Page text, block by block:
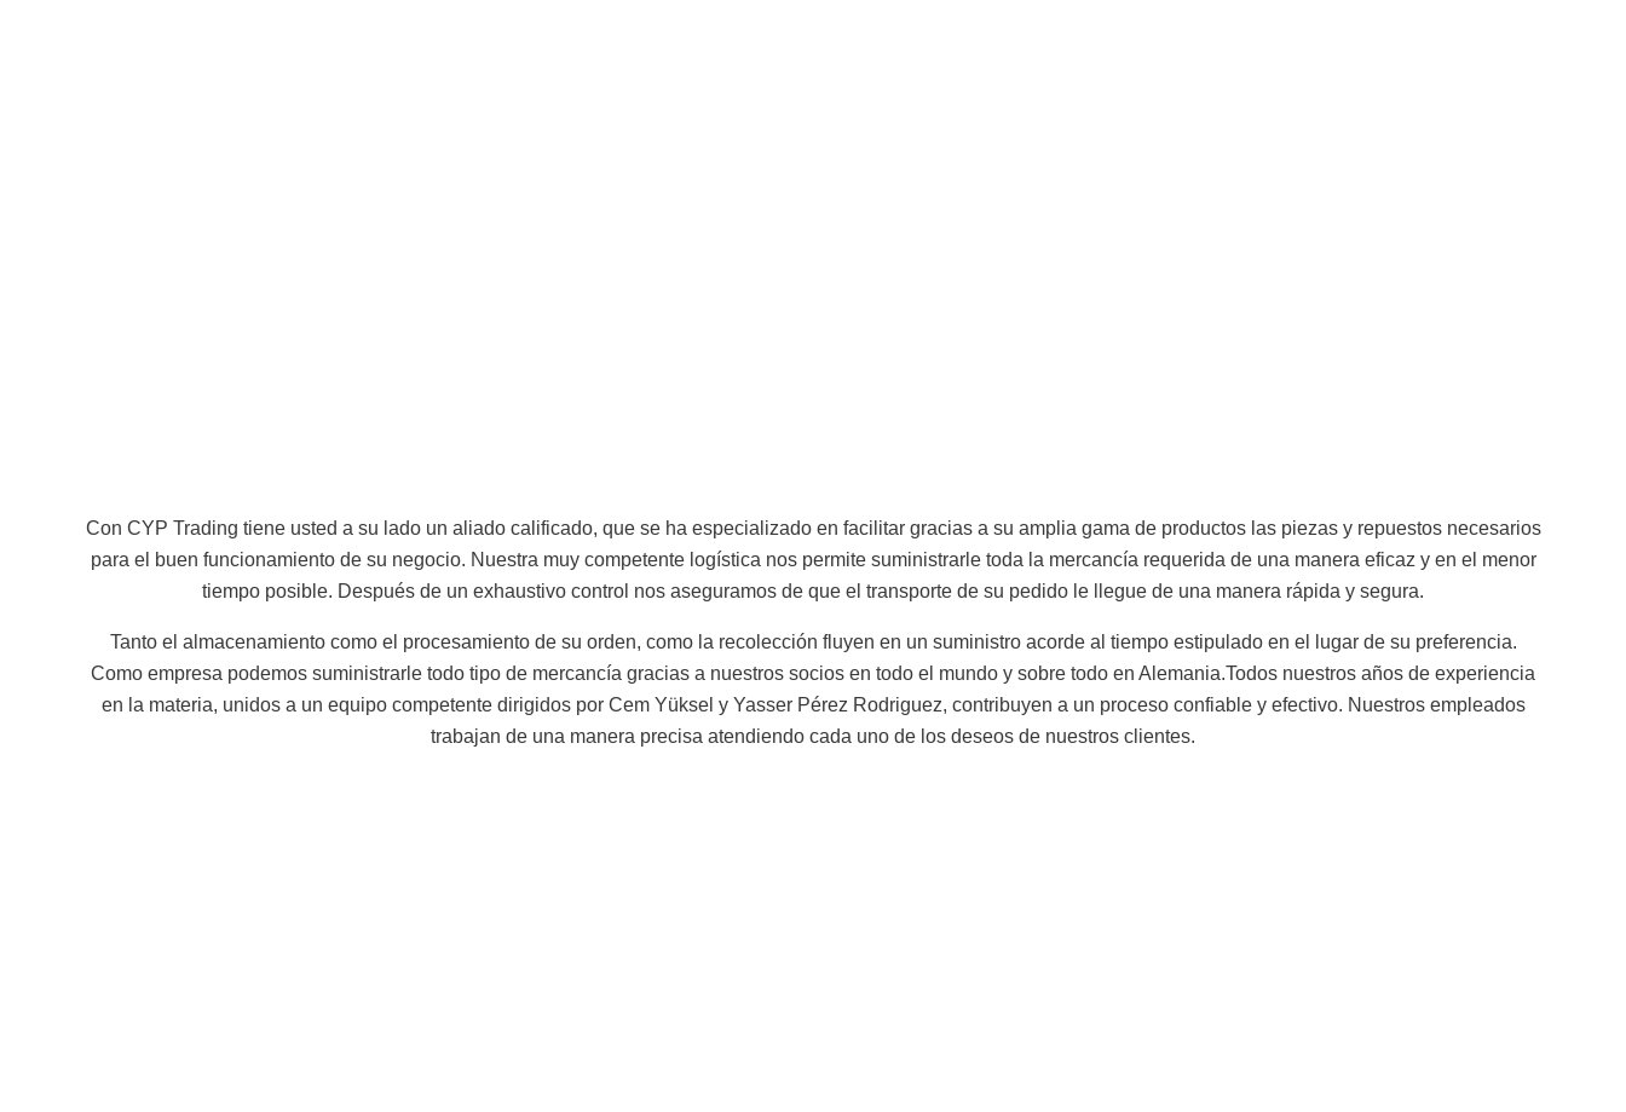
Con CYP Trading tiene usted a su lado un aliado calificado, que se ha especializado en facilitar gracias a su amplia gama de productos las piezas y repuestos necesarios
para el buen funcionamiento de su negocio. Nuestra muy competente logística nos permite suministrarle toda la mercancía requerida de una manera eficaz y en el menor
tiempo posible. Después de un exhaustivo control nos aseguramos de que el transporte de su pedido le llegue de una manera rápida y segura.
Tanto el almacenamiento como el procesamiento de su orden, como la recolección fluyen en un suministro acorde al tiempo estipulado en el lugar de su preferencia.
Como empresa podemos suministrarle todo tipo de mercancía gracias a nuestros socios en todo el mundo y sobre todo en Alemania.Todos nuestros años de experiencia
en la materia, unidos a un equipo competente dirigidos por Cem Yüksel y Yasser Pérez Rodriguez, contribuyen a un proceso confiable y efectivo. Nuestros empleados
trabajan de una manera precisa atendiendo cada uno de los deseos de nuestros clientes.